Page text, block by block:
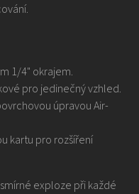
1/4" okrajem.
pro jedinečný vzhled.
úpravou Air-
kartu pro rozšíření
exploze při každé